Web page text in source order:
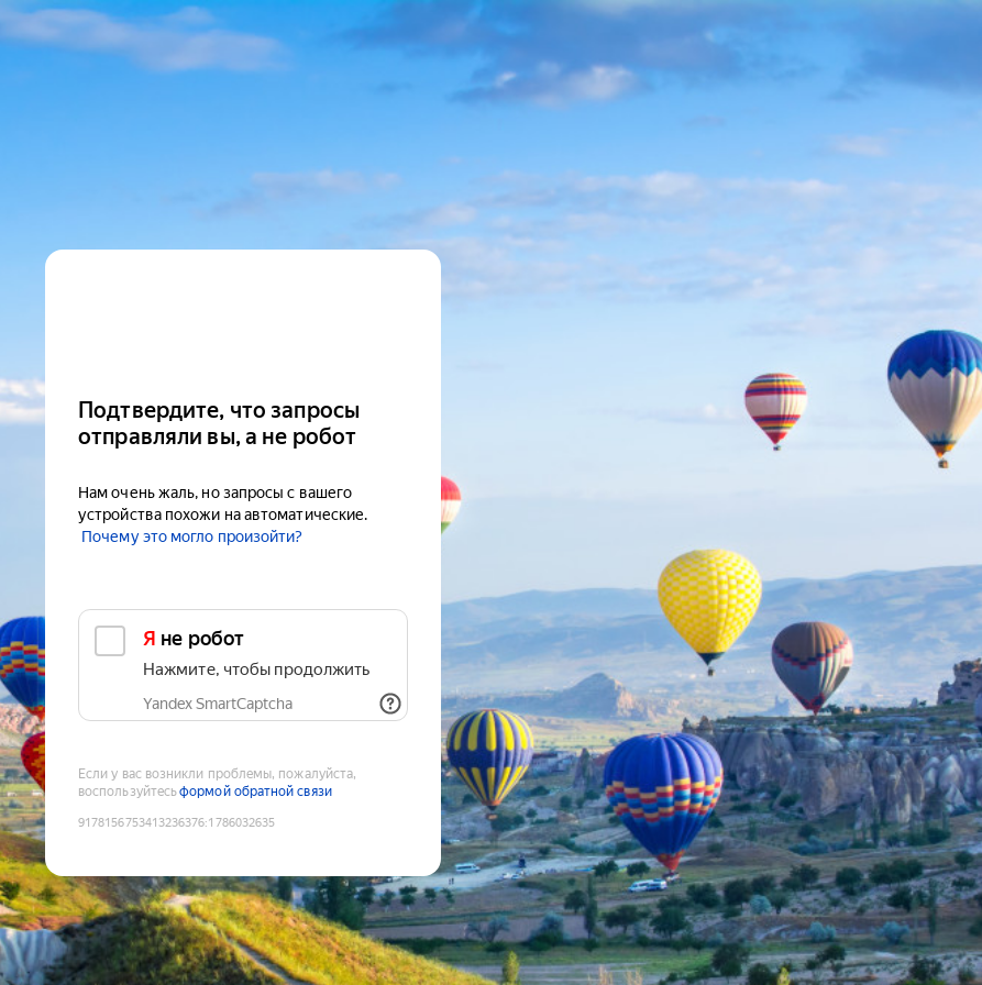
Подтвердите, что запросы
отправляли вы, а не робот
Нам очень жаль, но запросы с вашего
устройства похожи на автоматические.
Почему это могло произойти?
Я не робот
Нажмите, чтобы продолжить
Yandex SmartCaptcha
Если у вас возникли проблемы, пожалуйста,
воспользуйтесьформой обратной связи
9178156753413236376:1786032635